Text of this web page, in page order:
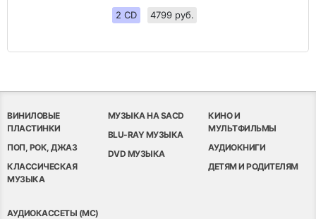
2 CD 4799 руб.
ВИНИЛОВЫЕ
ПЛАСТИНКИ
ПОП, РОК, ДЖАЗ
КЛАССИЧЕСКАЯ
МУЗЫКА
МУЗЫКА НА SACD
BLU-RAY МУЗЫКА
DVD МУЗЫКА
КИНО И
МУЛЬТФИЛЬМЫ
АУДИОКНИГИ
ДЕТЯМ И РОДИТЕЛЯМ
АУДИОКАССЕТЫ (MC)